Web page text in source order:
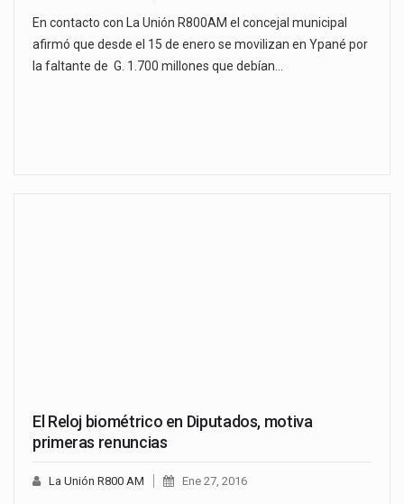
En contacto con La Unión R800AM el concejal municipal
afirmó que desde el 15 de enero se movilizan en Ypané por
la faltante de G. 1.700 millones que debían…
El Reloj biométrico en Diputados, motiva
primeras renuncias
La Unión R800 AM Ene 27, 2016